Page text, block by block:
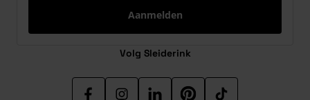
Aanmelden
Volg Sleiderink